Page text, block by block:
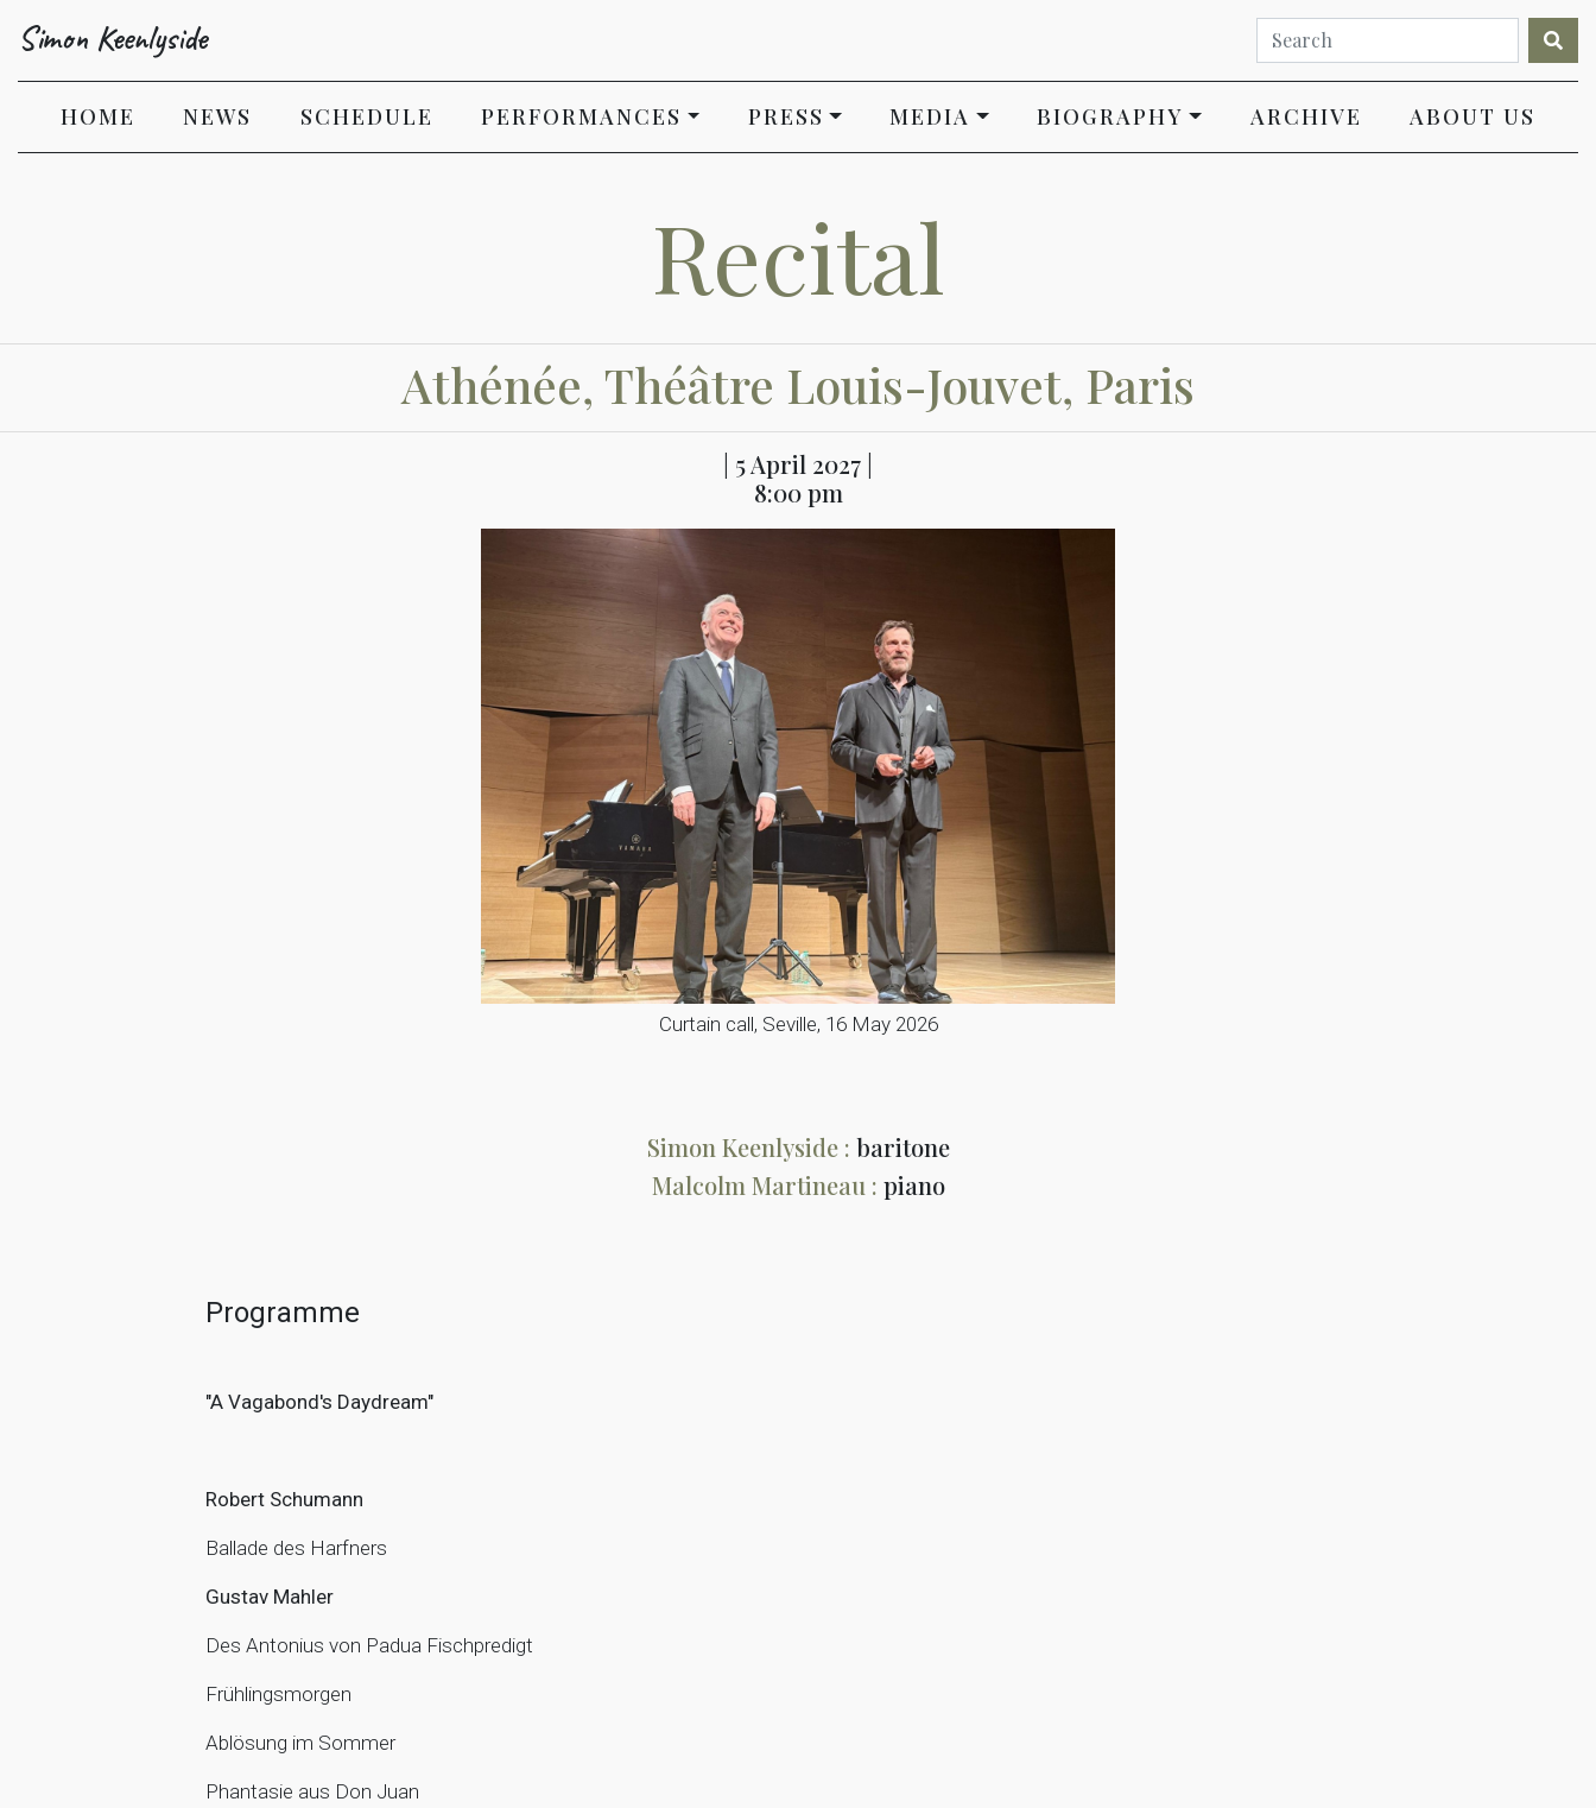
Simon Keenlyside
HOME (CURRENT)
NEWS SCHEDULE PERFORMANCES PRESS MEDIA BIOGRAPHY ARCHIVE ABOUT US
Recital
Athénée, Théâtre Louis-Jouvet, Paris
| 5 April 2027 |
8:00 pm
Curtain call, Seville, 16 May 2026
Simon Keenlyside : baritone
Malcolm Martineau : piano
Programme
"A Vagabond's Daydream"
Robert Schumann
Ballade des Harfners
Gustav Mahler
Des Antonius von Padua Fischpredigt
Frühlingsmorgen
Ablösung im Sommer
Phantasie aus Don Juan